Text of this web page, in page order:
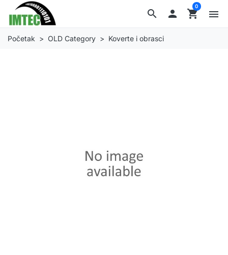
search  shopping_cart
0
menu
Početak OLD Category Koverte i obrasci